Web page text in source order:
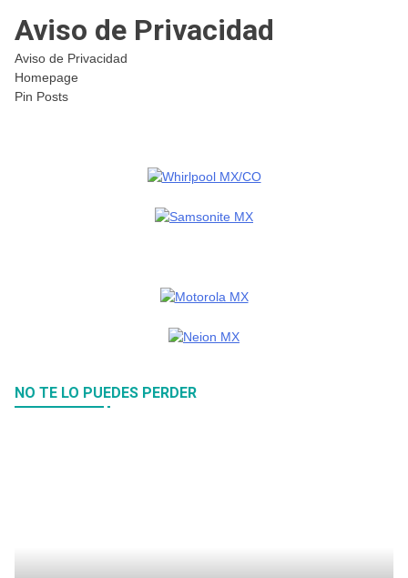
Aviso de Privacidad
Aviso de Privacidad
Homepage
Pin Posts
NO TE LO PUEDES PERDER